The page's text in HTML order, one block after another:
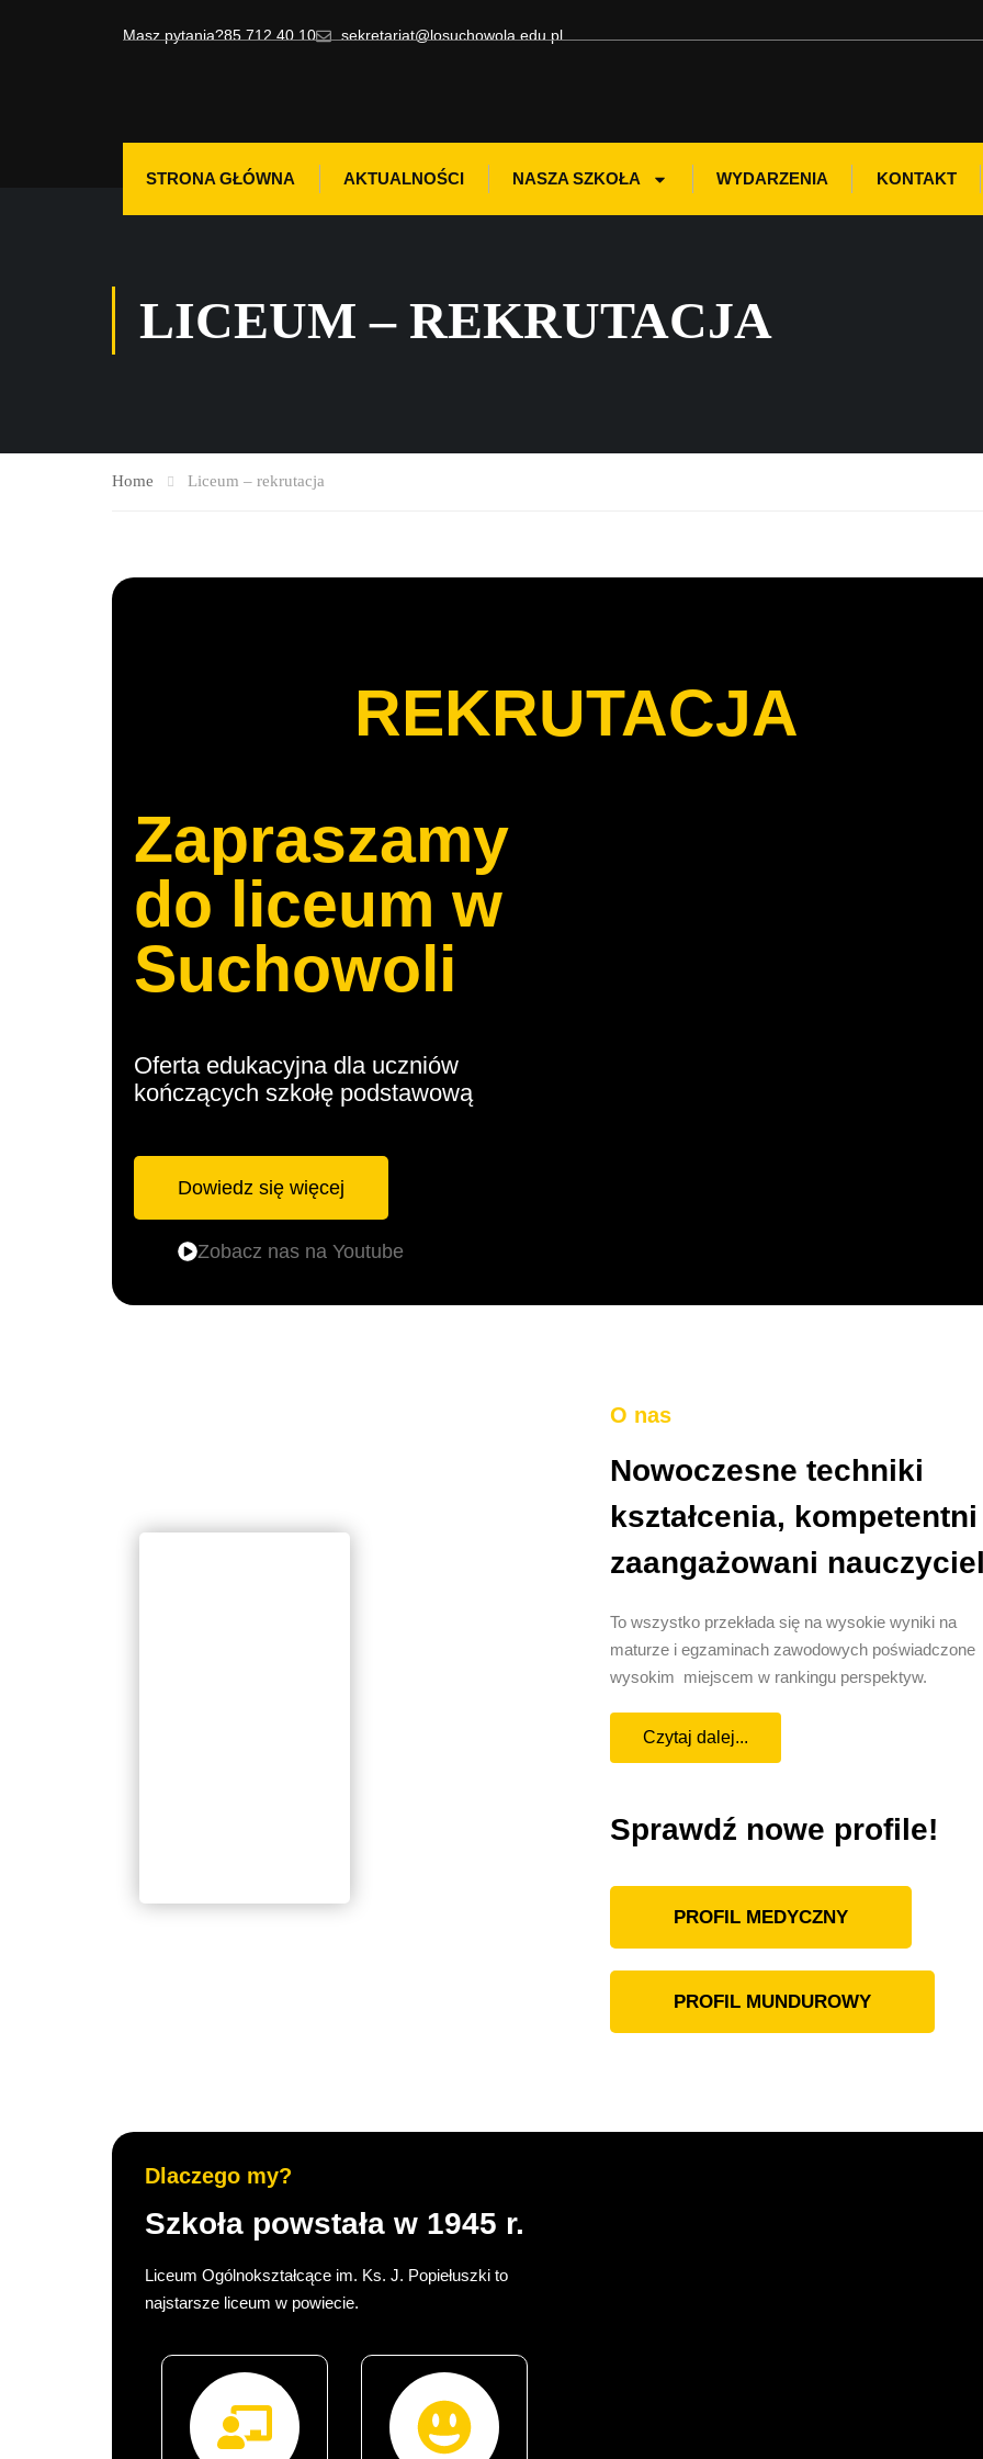
Masz pytania?85 712 40 10 sekretariat@losuchowola.edu.pl
STRONA GŁÓWNA AKTUALNOŚCI NASZA SZKOŁA WYDARZENIA KONTAKT
LICEUM – REKRUTACJA
Home Liceum – rekrutacja
REKRUTACJA
Zapraszamy
do liceum w
Suchowoli
Oferta edukacyjna dla uczniów
kończących szkołę podstawową
Dowiedz się więcej
Zobacz nas na Youtube
O nas
Nowoczesne techniki
kształcenia,
zaangażowani
To wszystko przekłada się na wysokie wyniki na
maturze i egzaminach zawodowych poświadczone
wysokim miejscem w rankingu perspektyw.
Czytaj dalej...
Sprawdź nowe profile!
PROFIL MEDYCZNY
PROFIL MUNDUROWY
Dlaczego my?
Szkoła powstała w 1945 r.
Liceum Ogólnokształcące im. Ks. J. Popiełuszki to
najstarsze liceum w powiecie.